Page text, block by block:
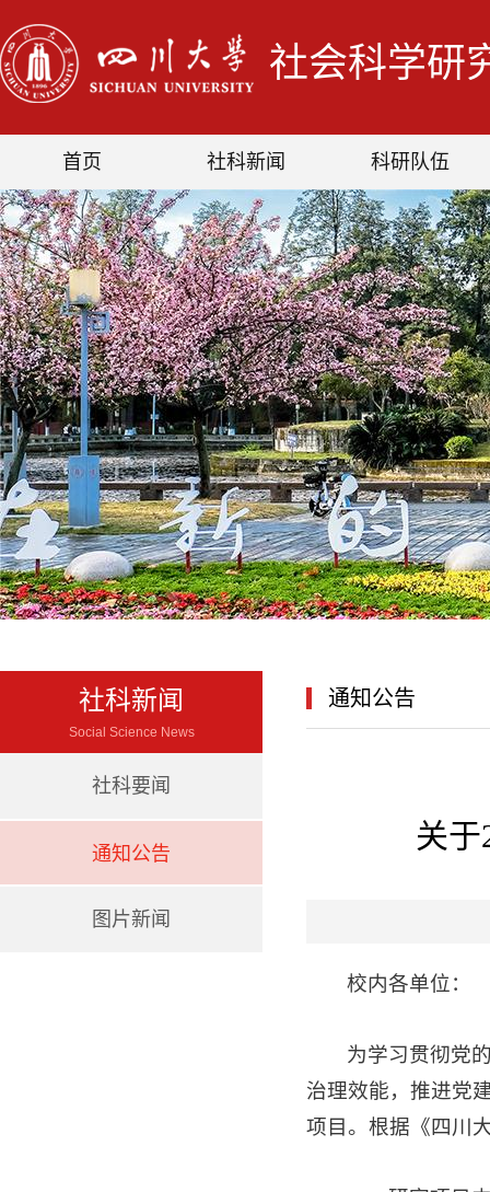
社会科学研
首页 社科新闻 科研队伍
社科新闻
Social Science News
社科要闻
通知公告
图片新闻
通知公告
关
校内各单位：
为学习贯彻党
治理效能，推进党
项目。根据《四川